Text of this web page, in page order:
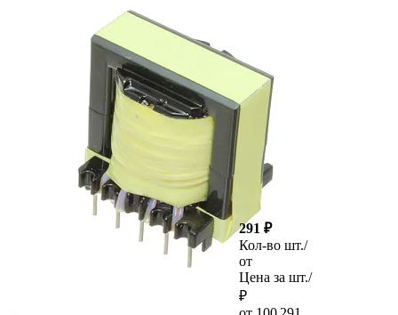
291 ₽
Кол-во шт./
от
Цена за шт./
₽